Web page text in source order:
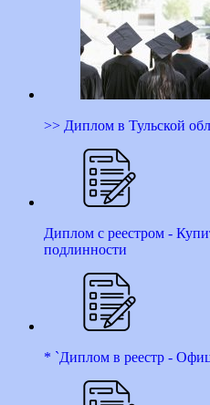
>> Диплом в Тульской
Диплом с реестром -
подлинности
* `Диплом в реестр -